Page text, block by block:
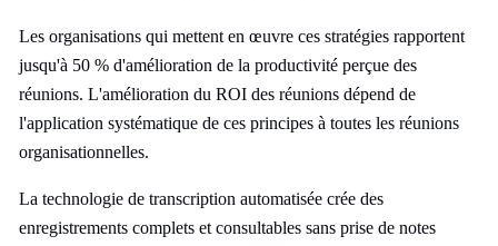
Les organisations qui mettent en œuvre ces stratégies rapportent
jusqu'à 50 % d'amélioration de la productivité perçue des
réunions. L'amélioration du ROI des réunions dépend de
l'application systématique de ces principes à toutes les réunions
organisationnelles.
La technologie de transcription automatisée crée des
enregistrements complets et consultables sans prise de notes